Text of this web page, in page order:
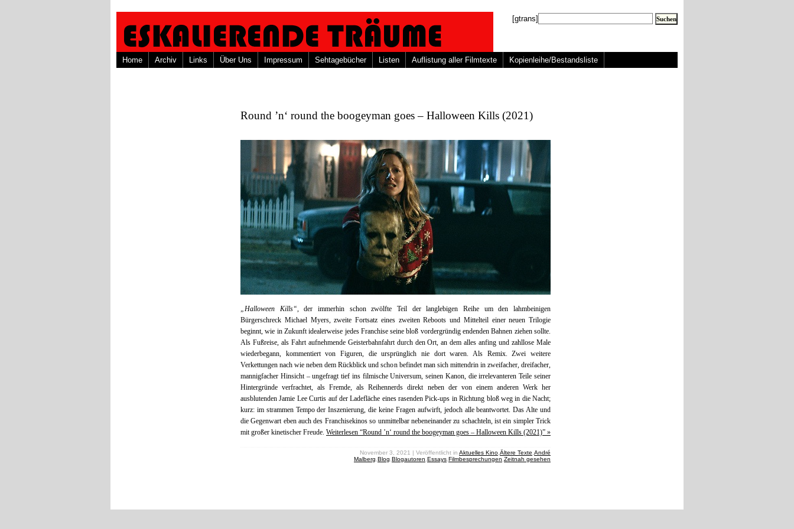
[gtrans]
Home Archiv Links Über Uns Impressum Sehtagebücher Listen Auflistung aller Filmtexte Kopienleihe/Bestandsliste
Round ’n‘ round the boogeyman goes – Halloween Kills (2021)
„Halloween Kills“, der immerhin schon zwölfte Teil der langlebigen Reihe um den lahmbeinigen
Bürgerschreck Michael Myers, zweite Fortsatz eines zweiten Reboots und Mittelteil einer neuen Trilogie
beginnt, wie in Zukunft idealerweise jedes Franchise seine bloß vordergründig endenden Bahnen ziehen sollte.
Als Fußreise, als Fahrt aufnehmende Geisterbahnfahrt durch den Ort, an dem alles anfing und zahllose Male
wiederbegann, kommentiert von Figuren, die ursprünglich nie dort waren. Als Remix. Zwei weitere
Verkettungen nach wie neben dem Rückblick und schon befindet man sich mittendrin in zweifacher, dreifacher,
mannigfacher Hinsicht – ungefragt tief ins filmische Universum, seinen Kanon, die irrelevanteren Teile seiner
Hintergründe verfrachtet, als Fremde, als Reihennerds direkt neben der von einem anderen Werk her
ausblutenden Jamie Lee Curtis auf der Ladefläche eines rasenden Pick-ups in Richtung bloß weg in die Nacht;
kurz: im strammen Tempo der Inszenierung, die keine Fragen aufwirft, jedoch alle beantwortet. Das Alte und
die Gegenwart eben auch des Franchisekinos so unmittelbar nebeneinander zu schachteln, ist ein simpler Trick
mit großer kinetischer Freude. Weiterlesen “Round ’n‘ round the boogeyman goes – Halloween Kills (2021)” »
November 3, 2021 | Veröffentlicht in Aktuelles Kino Ältere Texte André
Malberg Blog Blogautoren Essays Filmbesprechungen Zeitnah gesehen